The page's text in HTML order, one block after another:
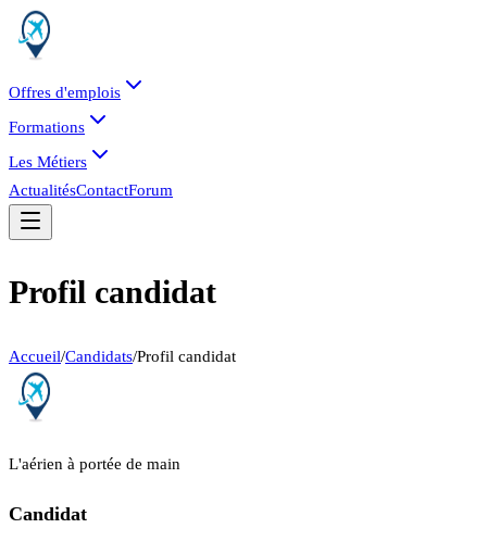
Offres d'emplois
Formations
Les Métiers
ActualitésContactForum
Profil candidat
Accueil/Candidats/Profil candidat
L'aérien à portée de main
Candidat